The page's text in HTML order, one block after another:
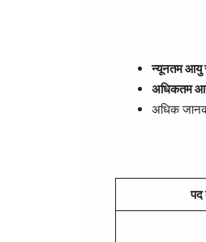
न्यूनतम आयु
अधिकतम
अधिक
पद